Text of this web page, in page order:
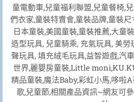
童電動車,兒童福利聯盟,兒童餐椅,
們衣家,童裝特賣會,童裝品牌,童裝
日本童裝,美國童裝,童裝推薦,大童
造型玩具, 兒童騎乘, 充氣玩具, 美勞
聲玩具, 填充絨毛玩具,益智遊戲,汽
世界,麗嬰房童裝,Little
精品童裝,魔法Baby,彩虹小馬,哆啦
歌,兒童節,相關產品資訊~網友可